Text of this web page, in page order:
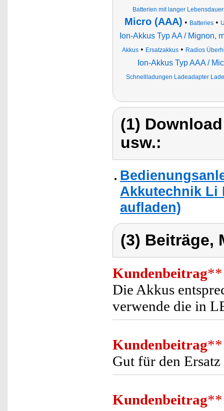
Batterien mit langer Lebensdauer
Micro (AAA) • Batteries•
Ion-Akkus Typ AA / Mignon,
Akkus• Ersatzakkus• Radios
Ion-Akkus Typ AAA /
Schnellladungen Ladeadapter
(1)
usw.:
Akkutechnik Li
aufladen)
(3) Beiträge,
Kundenbeitrag**
Die Akkus
verwende die in
Kundenbeitrag**
Gut für den
Kundenbeitrag**